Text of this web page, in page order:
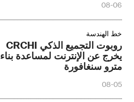
08-06
خط الهندسة
روبوت التجميع الذكي CRCHI
يخرج عن الإنترنت لمساعدة بناء
مترو سنغافورة
08-05